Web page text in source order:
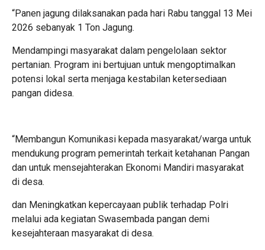
“Panen jagung dilaksanakan pada hari Rabu tanggal 13 Mei
2026 sebanyak 1 Ton Jagung.
Mendampingi masyarakat dalam pengelolaan sektor
pertanian. Program ini bertujuan untuk mengoptimalkan
potensi lokal serta menjaga kestabilan ketersediaan
pangan didesa.
“Membangun Komunikasi kepada masyarakat/warga untuk
mendukung program pemerintah terkait ketahanan Pangan
dan untuk mensejahterakan Ekonomi Mandiri masyarakat
di desa.
dan Meningkatkan kepercayaan publik terhadap Polri
melalui ada kegiatan Swasembada pangan demi
kesejahteraan masyarakat di desa.